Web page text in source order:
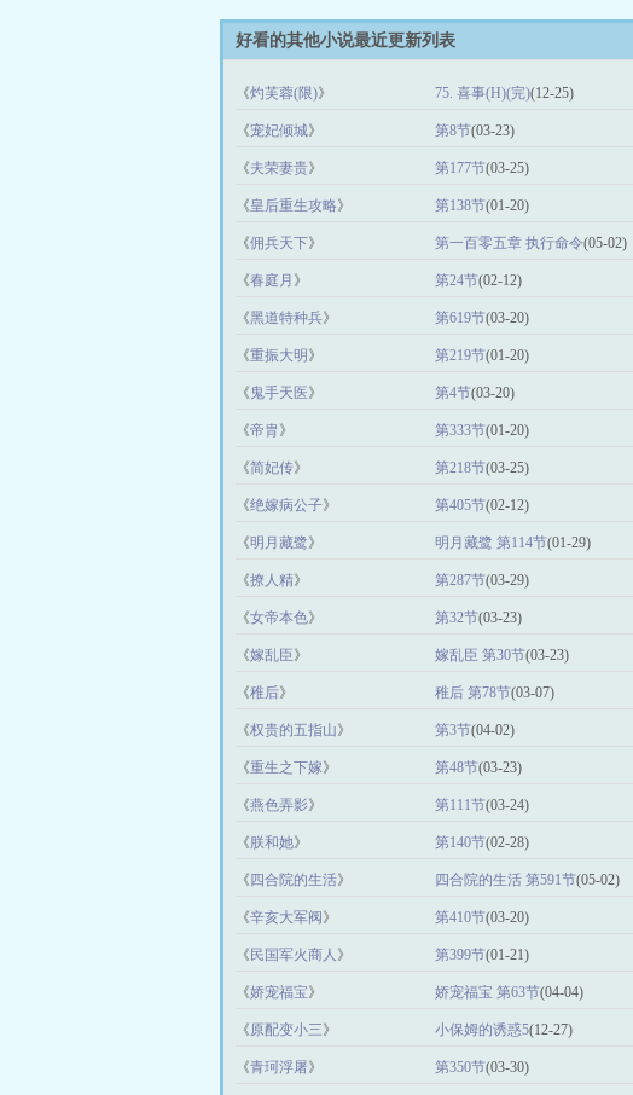
好看的其他小说最近更新列表
《灼芙蓉(限)》 75. 喜事(H)(完)(12-25)
《宠妃倾城》 第8节(03-23)
《夫荣妻贵》 第177节(03-25)
《皇后重生攻略》 第138节(01-20)
《佣兵天下》 第一百零五章 执行命令(05-02)
《春庭月 》 第24节(02-12)
《黑道特种兵》 第619节(03-20)
《重振大明 》 第219节(01-20)
《 鬼手天医》 第4节(03-20)
《帝胄 》 第333节(01-20)
《简妃传》 第218节(03-25)
《绝嫁病公子》 第405节(02-12)
《明月藏鹭》 明月藏鹭 第114节(01-29)
《撩人精》 第287节(03-29)
《女帝本色》 第32节(03-23)
《嫁乱臣》 嫁乱臣 第30节(03-23)
《稚后》 稚后 第78节(03-07)
《权贵的五指山》 第3节(04-02)
《重生之下嫁》 第48节(03-23)
《燕色弄影》 第111节(03-24)
《朕和她》 第140节(02-28)
《 四合院的生活》 四合院的生活 第591节(05-02)
《辛亥大军阀 》 第410节(03-20)
《 民国军火商人 》 第399节(01-21)
《娇宠福宝》 娇宠福宝 第63节(04-04)
《原配变小三》 小保姆的诱惑5(12-27)
《青珂浮屠》 第350节(03-30)